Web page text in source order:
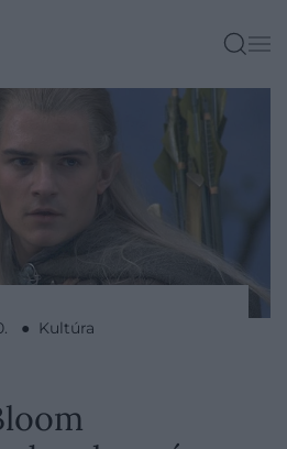
● Kultúra